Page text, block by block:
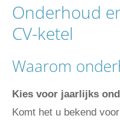
Onderhoud
CV-ketel
Waarom
Kies voor jaarlijks
Komt het u bekend